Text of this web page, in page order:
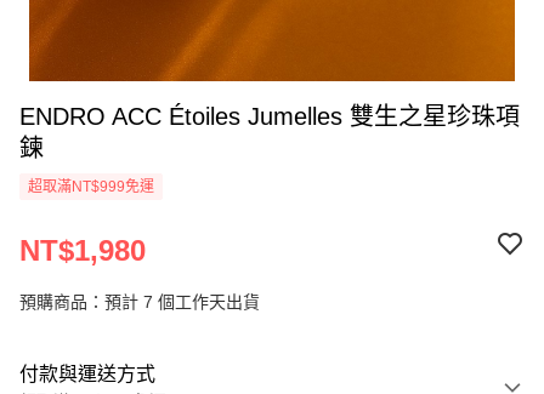
ENDRO ACC Étoiles Jumelles 雙生之星珍珠項
鍊
超取滿NT$999免運
NT$1,980
預購商品：預計 7 個工作天出貨
付款與運送方式